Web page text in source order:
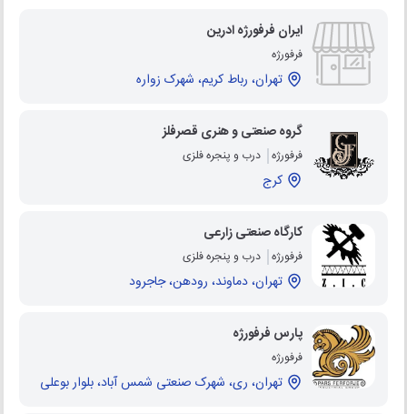
ایران فرفورژه ادرین
فرفورژه
تهران، رباط کریم، شهرک زواره
گروه صنعتی و هنری قصرفلز
فرفورژه درب و پنجره فلزی
کرج
کارگاه صنعتی زارعی
فرفورژه درب و پنجره فلزی
تهران، دماوند، رودهن، جاجرود
پارس فرفورژه
فرفورژه
تهران، ری، شهرک صنعتی شمس آباد، بلوار بوعلی